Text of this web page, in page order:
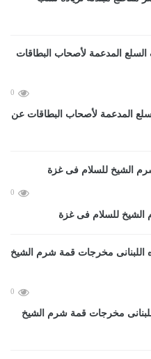
0
المدعمة لأصحاب البطاقات عن
0
الشيخ للسلام فى غزة
0
مخرجات قمة شرم الشيخ